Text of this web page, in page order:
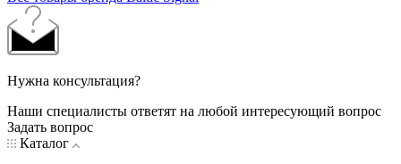
Нужна консультация?
Наши специалисты ответят на любой интересующий вопрос
Задать вопрос
Каталог